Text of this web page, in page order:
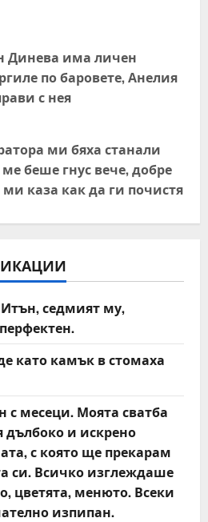
Динева има личен
по баровете, Анелия
с нея
ми бяха станали
беше гнус вече, добре
каза как да ги почистя
седмият му,
като камък в стомаха
с месеци. Моята сватба
дълбоко и искрено
с която ще прекарам
си. Всичко изглеждаше
цветята, менюто. Всеки
изпипан.